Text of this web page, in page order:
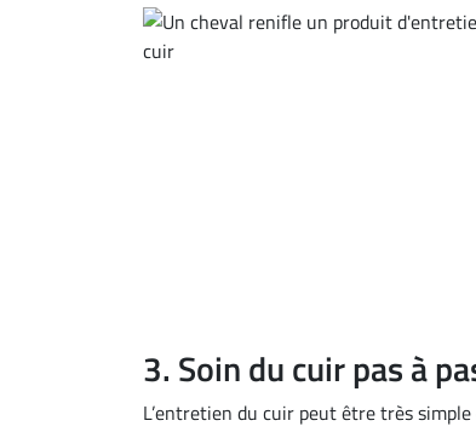
3. Soin du cuir pas à
L’entretien du cuir peut être très